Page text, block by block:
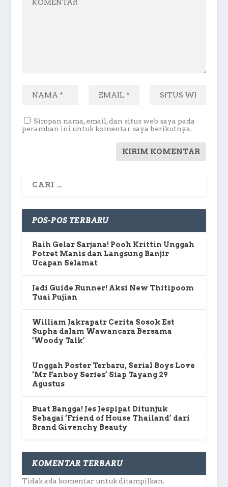
Simpan nama, email, dan situs web saya pada
peramban ini untuk komentar saya berikutnya.
POS-POS TERBARU
Raih Gelar Sarjana! Pooh Krittin Unggah
Potret Manis dan Langsung Banjir
Ucapan Selamat
Jadi Guide Runner! Aksi New Thitipoom
Tuai Pujian
William Jakrapatr Cerita Sosok Est
Supha dalam Wawancara Bersama
‘Woody Talk’
Unggah Poster Terbaru, Serial Boys Love
‘Mr Fanboy Series’ Siap Tayang 29
Agustus
Buat Bangga! Jes Jespipat Ditunjuk
Sebagai ‘Friend of House Thailand’ dari
Brand Givenchy Beauty
KOMENTAR TERBARU
Tidak ada komentar untuk ditampilkan.